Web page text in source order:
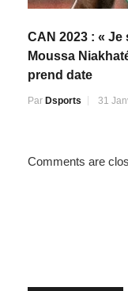
CAN 2023 : «
Moussa
prend date
Par Dsports 31
Comments are